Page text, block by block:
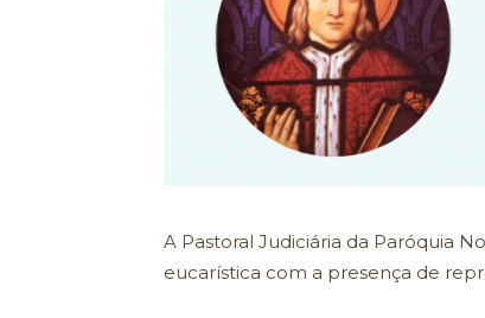
A Pastoral Judiciária da Paróquia
eucarística com a presença de